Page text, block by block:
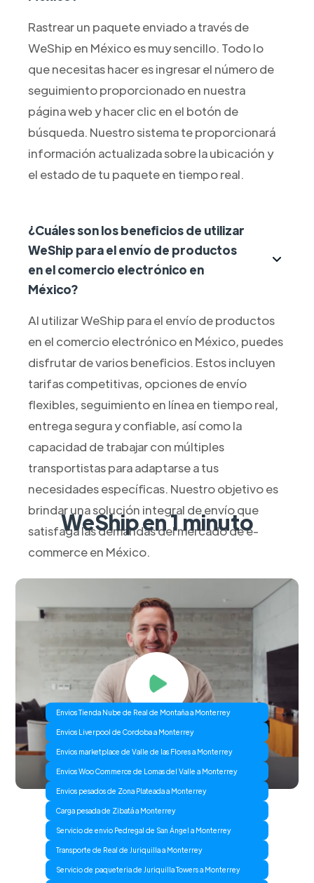
Rastrear un paquete enviado a través de
WeShip en México es muy sencillo. Todo lo
que necesitas hacer es ingresar el número de
seguimiento proporcionado en nuestra
página web y hacer clic en el botón de
búsqueda. Nuestro sistema te proporcionará
información actualizada sobre la ubicación y
el estado de tu paquete en tiempo real.
¿Cuáles son los beneficios de utilizar
WeShip para el envío de productos
en el comercio electrónico en
México?
Al utilizar WeShip para el envío de productos
en el comercio electrónico en México, puedes
disfrutar de varios beneficios. Estos incluyen
tarifas competitivas, opciones de envío
flexibles, seguimiento en línea en tiempo real,
entrega segura y confiable, así como la
capacidad de trabajar con múltiples
transportistas para adaptarse a tus
necesidades específicas. Nuestro objetivo es
brindar una solución integral de envío que
satisfaga las demandas del mercado de e-
commerce en México.
WeShip en 1 minuto
Envios Tienda Nube de Real de Montaña a Monterrey
Envios Liverpool de Cordoba a Monterrey
Envios marketplace de Valle de las Flores a Monterrey
Envios Woo Commerce de Lomas del Valle a Monterrey
Envios pesados de Zona Plateada a Monterrey
Carga pesada de Zibatá a Monterrey
Servicio de envio Pedregal de San Ángel a Monterrey
Transporte de Real de Juriquilla a Monterrey
Servicio de paqueteria de Juriquilla Towers a Monterrey